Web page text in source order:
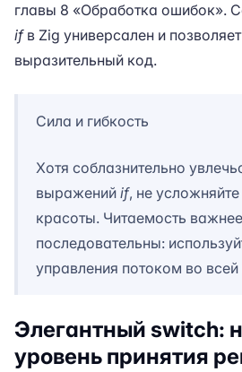
главы 8 «Обработка ошибок».
ifв Zig универсален и
выразительный код.
Сила и гибкость
Хотя соблазнительно
выражений if, не
красоты. Читаемость
последовательны:
управления потоком во
Элегантный switch:
уровень принятия